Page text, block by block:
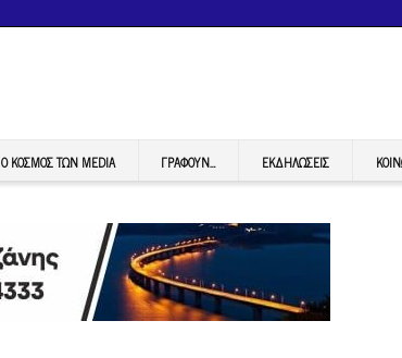
Ο ΚΟΣΜΟΣ ΤΩΝ MEDIA ΓΡΆΦΟΥΝ… ΕΚΔΗΛΏΣΕΙΣ